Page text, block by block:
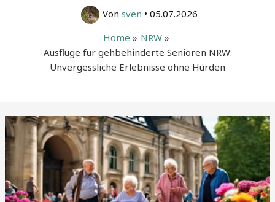
Von sven • 05.07.2026
Home
NRW
Ausflüge für gehbehinderte Senioren NRW:
Unvergessliche Erlebnisse ohne Hürden